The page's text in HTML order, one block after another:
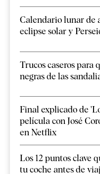
Calendario lunar de
eclipse solar y
Trucos caseros para
negras de las
Final explicado de
película con José
en Netflix
Los 12 puntos clave
tu coche antes de